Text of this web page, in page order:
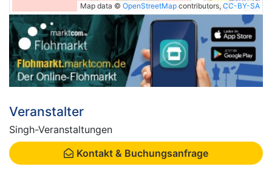
Map data © OpenStreetMap contributors, CC-BY-SA
Veranstalter
Singh-Veranstaltungen
Kontakt & Buchungsanfrage